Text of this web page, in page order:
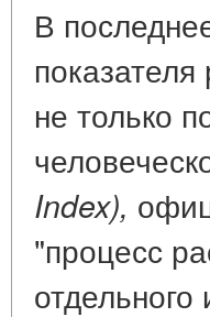
В
не только
Index),
"процесс